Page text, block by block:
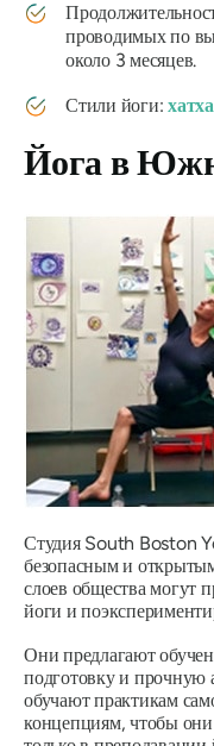
проводимых по
около 3 месяцев.
Стили йоги:хатха
Йога в
Студия South Boston
безопасным и
слоев общества могут
йоги и
Они предлагают
подготовку и прочную
обучают практикам
концепциям, чтобы